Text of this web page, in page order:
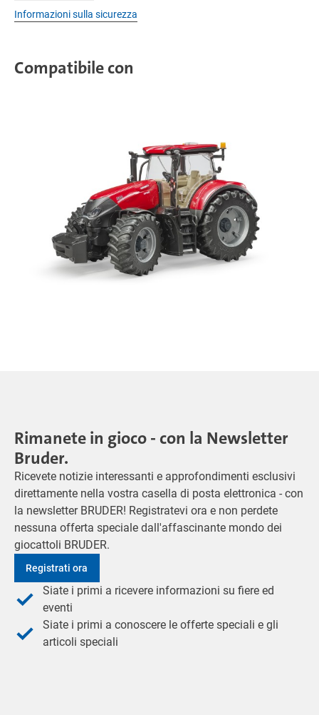
Informazioni sulla sicurezza
Compatibile con
Rimanete in gioco - con la Newsletter
Bruder.
Ricevete notizie interessanti e approfondimenti esclusivi
direttamente nella vostra casella di posta elettronica - con
la newsletter BRUDER! Registratevi ora e non perdete
nessuna offerta speciale dall'affascinante mondo dei
giocattoli BRUDER.
Registrati ora
Siate i primi a ricevere informazioni su fiere ed
eventi
Siate i primi a conoscere le offerte speciali e gli
articoli speciali